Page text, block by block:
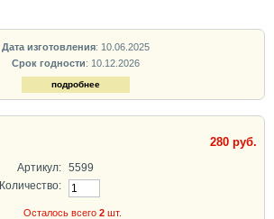
Дата изготовления: 10.06.2025
Срок годности: 10.12.2026
подробнее
280 руб.
Артикул: 5599
Количество:
Осталось всего 2шт.